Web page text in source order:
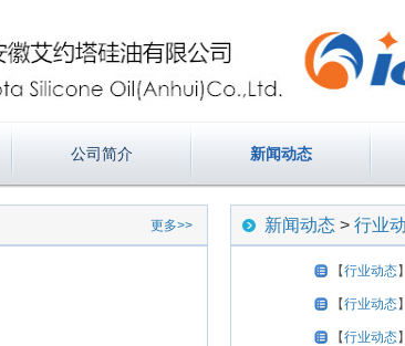
公司简介 新闻动态
更多>> 新闻动态 > 行业
【行业动态】
【行业动态】
【行业动态】